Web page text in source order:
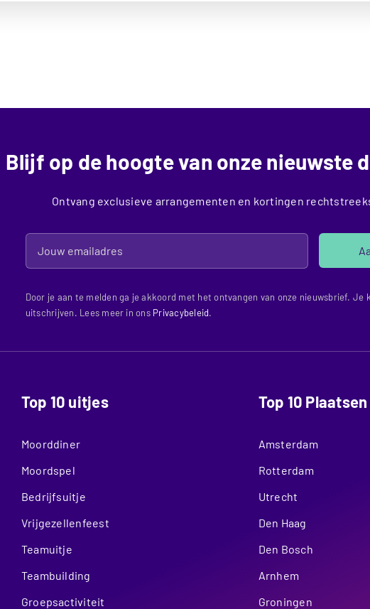
Blijf op de hoogte van onze nieuwste
Ontvang exclusieve arrangementen en kortingen
Door je aan te melden ga je akkoord met het ontvangen van onze nieuwsbrief. Je
uitschrijven. Lees meer in ons Privacybeleid.
Top 10 uitjes
Moorddiner
Moordspel
Bedrijfsuitje
Vrijgezellenfeest
Teamuitje
Teambuilding
Groepsactiviteit
Top 10 Plaatsen
Amsterdam
Rotterdam
Utrecht
Den Haag
Den Bosch
Arnhem
Groningen